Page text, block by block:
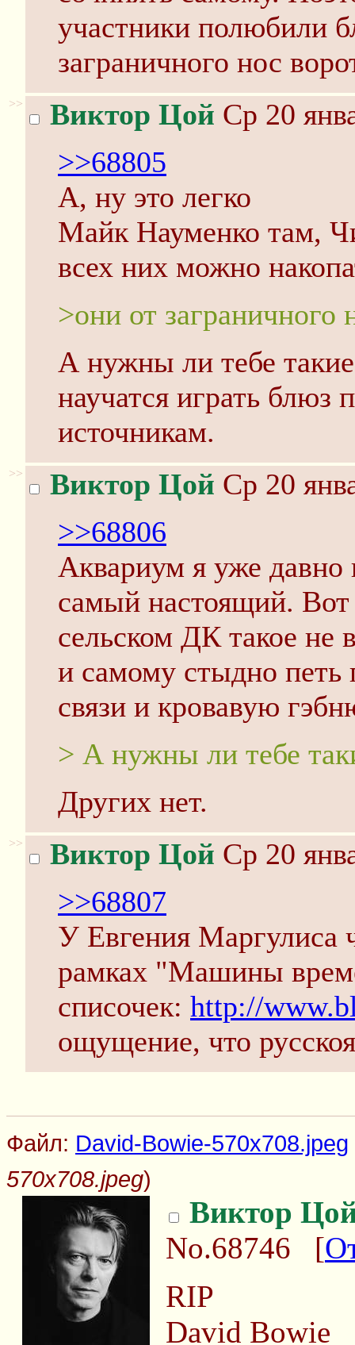
участники полюбили
заграничного нос
>> Виктор Цой Ср 20
>>68805
А, ну это легко
Майк Науменко там,
всех них можно
>они от заграничного
А нужны ли тебе
научатся играть блюз
источникам.
>> Виктор Цой Ср 20
>>68806
Аквариум я уже
самый настоящий.
сельском ДК такое не
и самому стыдно петь
связи и кровавую
> А нужны ли тебе
Других нет.
>> Виктор Цой Ср 20
>>68807
У Евгения Маргулиса
рамках "Машины
списочек: http://
ощущение, что
Файл: David-Bowie-570x708.jpeg
570x708.jpeg)
Виктор
No.68746 [
RIP
David Bowie